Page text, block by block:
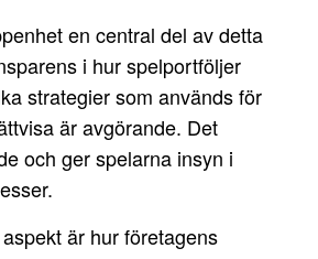
en central del av detta
i hur spelportföljer
strategier som används för
är avgörande. Det
och ger spelarna insyn i
är hur företagens